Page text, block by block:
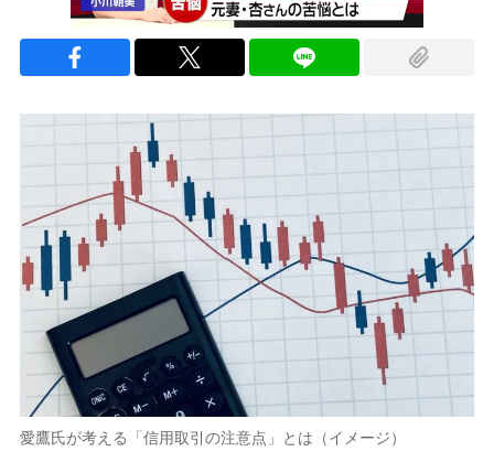
愛鷹氏が考える「信用取引の注意点」とは（イメージ）